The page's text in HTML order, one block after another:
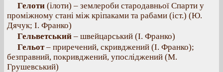
Гелоти (ілоти) – землероби стародавньої Спарти у
проміжному стані між кріпаками та рабами (іст.) (Ю.
Дячук; І. Франко)
Гельветський – швейцарський (І. Франко)
Гельот– приречений, скривджений (І. Франко);
безправний, покривджений, упосліджений (М.
Грушевський)